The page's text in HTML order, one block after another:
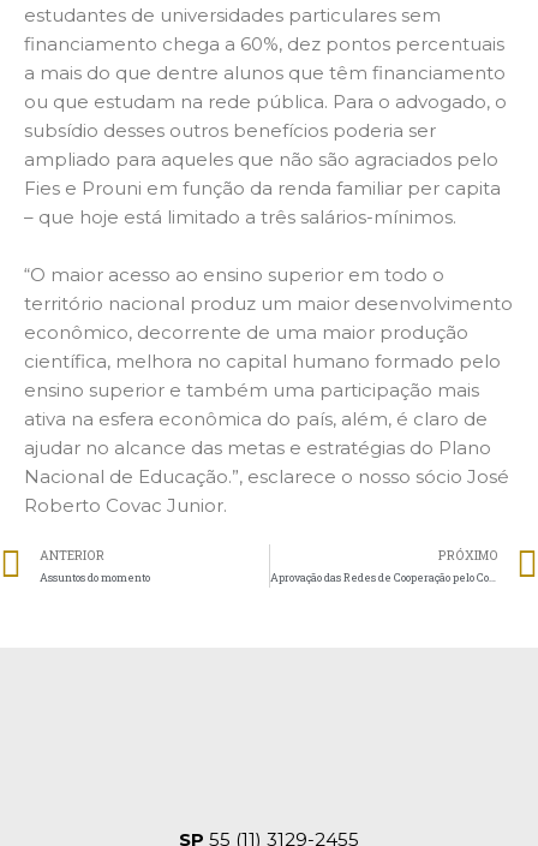
estudantes de universidades particulares sem
financiamento chega a 60%, dez pontos percentuais
a mais do que dentre alunos que têm financiamento
ou que estudam na rede pública. Para o advogado, o
subsídio desses outros benefícios poderia ser
ampliado para aqueles que não são agraciados pelo
Fies e Prouni em função da renda familiar per capita
– que hoje está limitado a três salários-mínimos.
“O maior acesso ao ensino superior em todo o
território nacional produz um maior desenvolvimento
econômico, decorrente de uma maior produção
científica, melhora no capital humano formado pelo
ensino superior e também uma participação mais
ativa na esfera econômica do país, além, é claro de
ajudar no alcance das metas e estratégias do Plano
Nacional de Educação.”, esclarece o nosso sócio José
Roberto Covac Junior.
ANTERIOR
Assuntos do momento
PRÓXIMO
Aprovação das Redes de Cooperação pelo Conselho Nacional da Educação (CNE)
SP 55 (11) 3129-2455